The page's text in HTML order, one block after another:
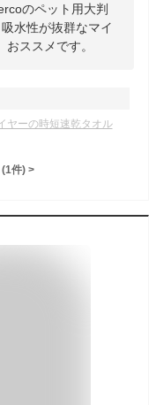
のペット用大判
水性が抜群なマイ
ススメです。
ヤーの時短速乾タオル
(1件) >